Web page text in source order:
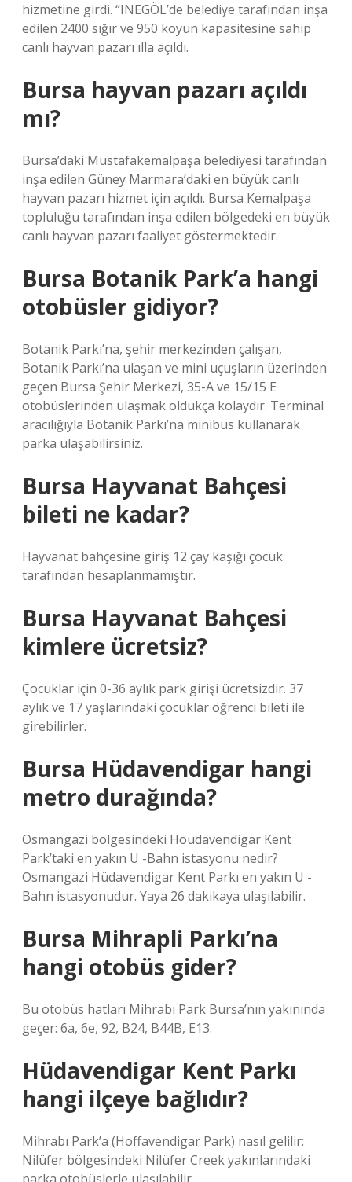
hizmetine girdi. “INEGÖL’de belediye tarafından inşa
edilen 2400 sığır ve 950 koyun kapasitesine sahip
canlı hayvan pazarı ılla açıldı.
Bursa hayvan pazarı açıldı
mı?
Bursa’daki Mustafakemalpaşa belediyesi tarafından
inşa edilen Güney Marmara’daki en büyük canlı
hayvan pazarı hizmet için açıldı. Bursa Kemalpaşa
topluluğu tarafından inşa edilen bölgedeki en büyük
canlı hayvan pazarı faaliyet göstermektedir.
Bursa Botanik Park’a hangi
otobüsler gidiyor?
Botanik Parkı’na, şehir merkezinden çalışan,
Botanik Parkı’na ulaşan ve mini uçuşların üzerinden
geçen Bursa Şehir Merkezi, 35-A ve 15/15 E
otobüslerinden ulaşmak oldukça kolaydır. Terminal
aracılığıyla Botanik Parkı’na minibüs kullanarak
parka ulaşabilirsiniz.
Bursa Hayvanat Bahçesi
bileti ne kadar?
Hayvanat bahçesine giriş 12 çay kaşığı çocuk
tarafından hesaplanmamıştır.
Bursa Hayvanat Bahçesi
kimlere ücretsiz?
Çocuklar için 0-36 aylık park girişi ücretsizdir. 37
aylık ve 17 yaşlarındaki çocuklar öğrenci bileti ile
girebilirler.
Bursa Hüdavendigar hangi
metro durağında?
Osmangazi bölgesindeki Hoüdavendigar Kent
Park’taki en yakın U -Bahn istasyonu nedir?
Osmangazi Hüdavendigar Kent Parkı en yakın U -
Bahn istasyonudur. Yaya 26 dakikaya ulaşılabilir.
Bursa Mihrapli Parkı’na
hangi otobüs gider?
Bu otobüs hatları Mihrabı Park Bursa’nın yakınında
geçer: 6a, 6e, 92, B24, B44B, E13.
Hüdavendigar Kent Parkı
hangi ilçeye bağlıdır?
Mihrabı Park’a (Hoffavendigar Park) nasıl gelilir:
Nilüfer bölgesindeki Nilüfer Creek yakınlarındaki